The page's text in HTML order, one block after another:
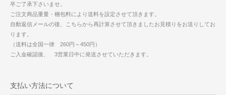
卒ご了承下さいませ。
ご注文商品重量・梱包料により送料を設定させて頂きます。
自動返信メールの後、こちらから再計算させて頂きましたお見積りをお送りしてお
ります。
（送料は全国一律 260円～450円）
ご入金確認後、 3営業日中に発送させていただきます。
支払い方法について